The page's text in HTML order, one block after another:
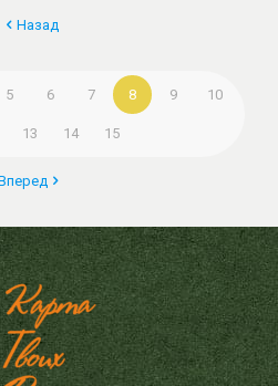
Назад
5 6 7 8 9 10
13 14 15